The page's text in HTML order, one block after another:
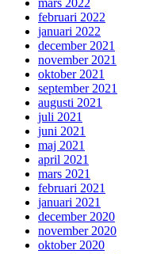
mars 2022
februari 2022
januari 2022
december 2021
november 2021
oktober 2021
september 2021
augusti 2021
juli 2021
juni 2021
maj 2021
april 2021
mars 2021
februari 2021
januari 2021
december 2020
november 2020
oktober 2020